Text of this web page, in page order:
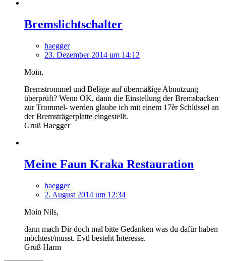
Bremslichtschalter
haegger
23. Dezember 2014 um 14:12
Moin,
Bremstrommel und Beläge auf übermäßige Abnutzung
überprüft? Wenn OK, dann die Einstellung der Bremsbacken
zur Trommel- werden glaube ich mit einem 17èr Schlüssel an
der Bremsträgerplatte eingestellt.
Gruß Haegger
Meine Faun Kraka Restauration
haegger
2. August 2014 um 12:34
Moin Nils,
dann mach Dir doch mal bitte Gedanken was du dafür haben
möchtest/musst. Evtl besteht Interesse.
Gruß Harm